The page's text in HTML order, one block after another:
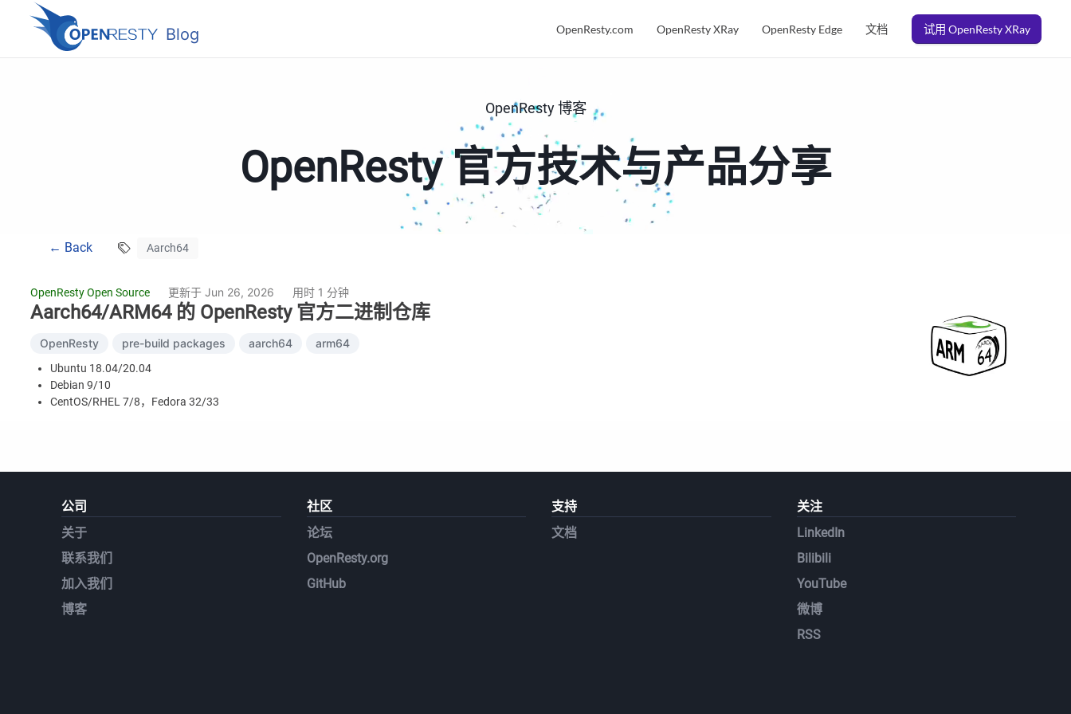
Blog OpenResty.com OpenResty XRay OpenResty Edge 文档 试用 OpenResty XRay
OpenResty 博客
OpenResty 官方技术与产品分享
← Back Aarch64
OpenResty Open Source 更新于 Jun 26, 2026 用时 1 分钟
Aarch64/ARM64 的 OpenResty 官方二进制仓库
OpenResty pre-build packages aarch64 arm64
Ubuntu 18.04/20.04
Debian 9/10
CentOS/RHEL 7/8，Fedora 32/33
公司
关于
联系我们
加入我们
博客
社区
论坛
OpenResty.org
GitHub
支持
文档
关注
LinkedIn
Bilibili
YouTube
微博
RSS